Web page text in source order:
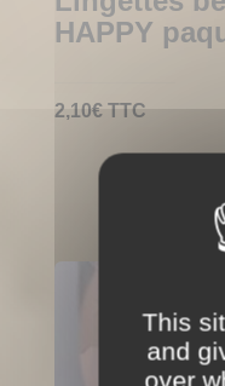
HAPPY
2,10€ TTC
This
and
over